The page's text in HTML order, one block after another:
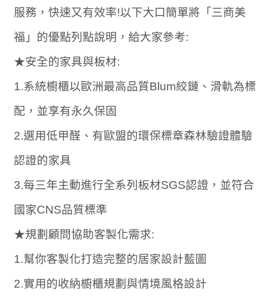
服務，快速又有效率!以下大口簡單將「三商美
福」的優點列點說明，給大家參考:
★安全的家具與板材:
1.系統櫥櫃以歐洲最高品質Blum絞鏈、滑軌為標
配，並享有永久保固
2.選用低甲醛、有歐盟的環保標章森林驗證體驗
認證的家具
3.每三年主動進行全系列板材SGS認證，並符合
國家CNS品質標準
★規劃顧問協助客製化需求:
1.幫你客製化打造完整的居家設計藍圖
2.實用的收納櫥櫃規劃與情境風格設計